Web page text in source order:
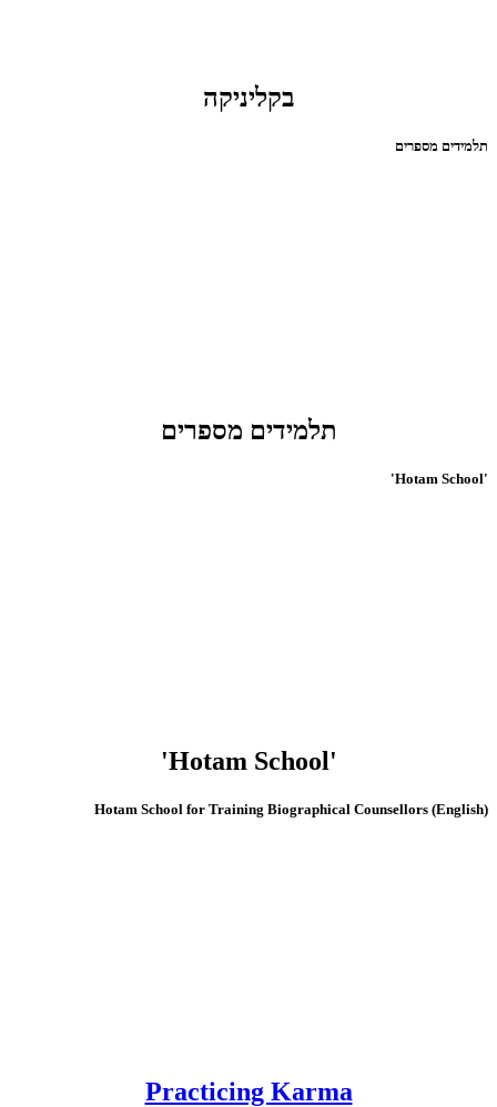
בקליניקה
תלמידים מספרים
תלמידים מספרים
'Hotam School'
'Hotam School'
(English) Hotam School for Training Biographical Counsellors
Practicing Karma